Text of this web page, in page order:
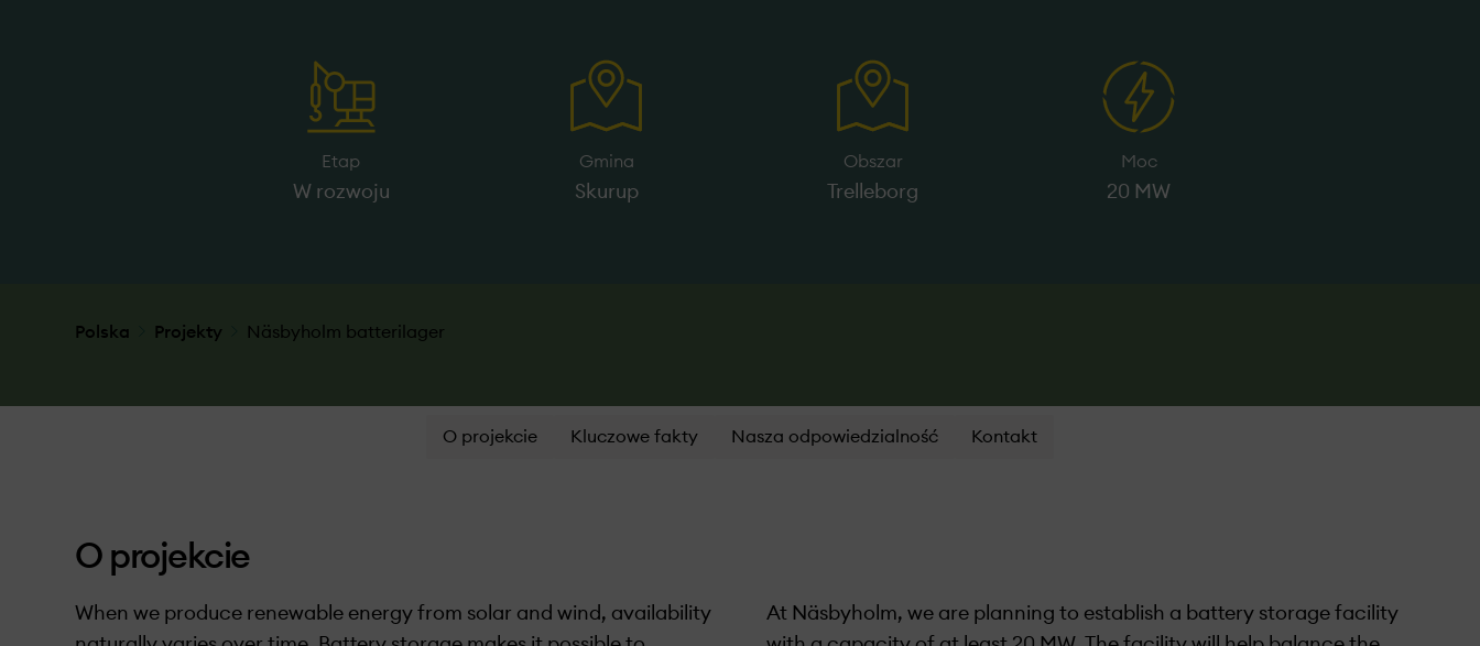
Etap
W rozwoju
Gmina
Skurup
Obszar
Trelleborg
Moc
20 MW
Polska Projekty Näsbyholm batterilager
O projekcie Kluczowe fakty Nasza odpowiedzialność Kontakt
O projekcie
When we produce renewable energy from solar and wind, availability
At Näsbyholm, we are planning to establish a battery storage facility